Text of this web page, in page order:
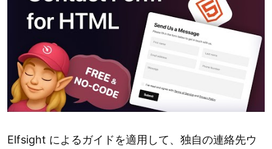
Elfsight によるガイドを適用して、独自の連絡先ウ